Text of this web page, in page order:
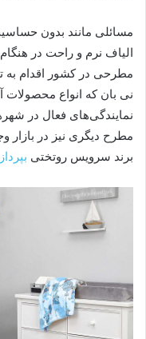
مسائلی مانند بدون
الیاف نرم و راحت در
مطرحی در کشور اقدام به
نی بان که انواع محصولات
نمایندگی‌های فعال در
مطرح دیگری نیز در بازار
برند سرویس روتختی